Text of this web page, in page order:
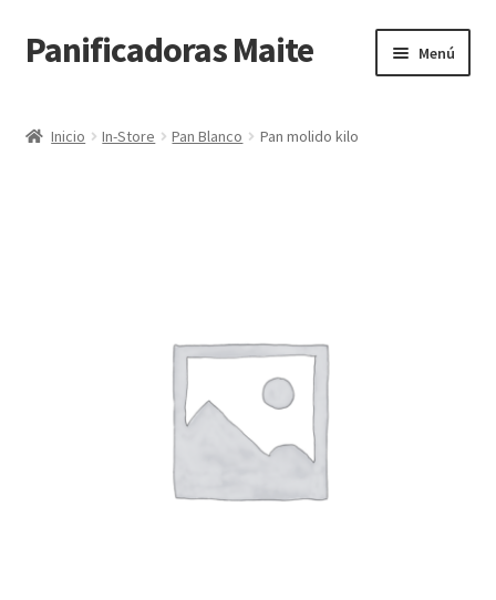
Ir
a
navegación
Ir
al
Panificadoras Maite Menú
Inicio In-Store Pan Blanco Pan molido kilo